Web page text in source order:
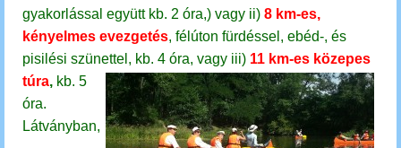
gyakorlással együtt kb. 2 óra,) vagy ii) 8 km-es,
kényelmes evezgetés, félúton fürdéssel, ebéd-, és
pisilési szünettel, kb. 4 óra, vagy iii) 11 km-es közepes
túra, kb. 5
óra.
Látványban,